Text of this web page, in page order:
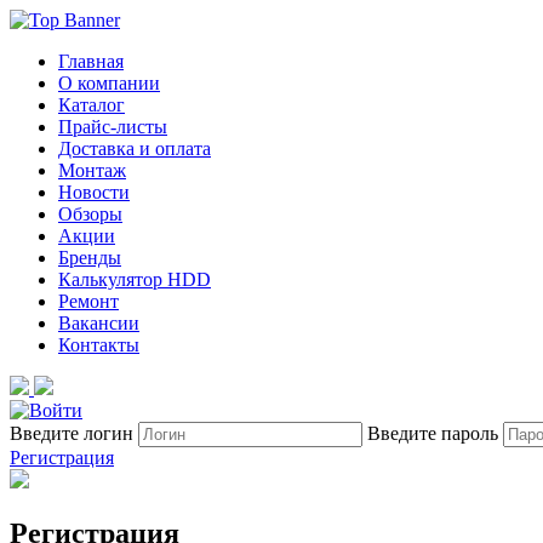
Главная
О компании
Каталог
Прайс-листы
Доставка и оплата
Монтаж
Новости
Обзоры
Акции
Бренды
Калькулятор HDD
Ремонт
Вакансии
Контакты
Введите логин Введите пароль
Регистрация
Регистрация